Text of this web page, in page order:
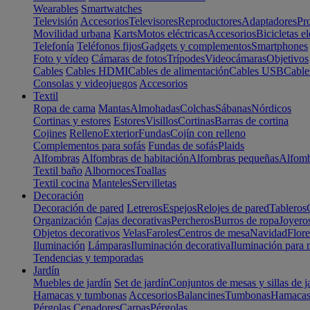
Wearables Smartwatches
Televisión AccesoriosTelevisoresReproductoresAdaptadores
Movilidad urbana KartsMotos eléctricasAccesoriosBicicletas
Telefonía Teléfonos fijosGadgets y complementosSmartphones
Foto y vídeo Cámaras de fotosTrípodesVideocámarasObjetivos
Cables Cables HDMICables de alimentaciónCables USB
Consolas y videojuegos Accesorios
Textil
Ropa de cama MantasAlmohadasColchasSábanasNórdicos
Cortinas y estores EstoresVisillosCortinasBarras de cortina
Cojines RellenoExteriorFundasCojín con relleno
Complementos para sofás Fundas de sofásPlaids
Alfombras Alfombras de habitaciónAlfombras pequeñas
Textil baño AlbornocesToallas
Textil cocina MantelesServilletas
Decoración
Decoración de pared LetrerosEspejosRelojes de paredTableros
Organización Cajas decorativasPercherosBurros de ropa
Objetos decorativos VelasFarolesCentros de mesaNavidad
Iluminación LámparasIluminación decorativaIluminación para
Tendencias y temporadas
Jardín
Muebles de jardín Set de jardínConjuntos de mesas y sillas de
Hamacas y tumbonas AccesoriosBalancinesTumbonasHamacas
Pérgolas CenadoresCarpasPérgolas